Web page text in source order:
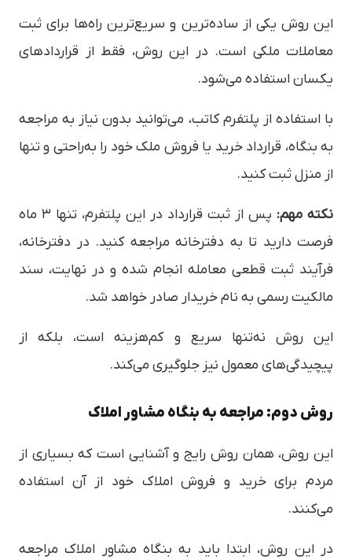
این روش یکی از ساده‌ترین و سریع‌ترین راه‌ها برای ثبت
معاملات ملکی است. در این روش، فقط از قراردادهای
یکسان استفاده می‌شود.
با استفاده از پلتفرم کاتب، می‌توانید بدون نیاز به مراجعه
به بنگاه، قرارداد خرید یا فروش ملک خود را به‌راحتی و تنها
از منزل ثبت کنید.
نکته مهم:
پس از ثبت قرارداد در این پلتفرم، تنها ۳ ماه
فرصت دارید تا به دفترخانه مراجعه کنید. در دفترخانه،
فرآیند ثبت قطعی معامله انجام شده و در نهایت، سند
مالکیت رسمی به نام خریدار صادر خواهد شد.
این روش نه‌تنها سریع و کم‌هزینه است، بلکه از
پیچیدگی‌های معمول نیز جلوگیری می‌کند.
روش دوم: مراجعه به بنگاه مشاور املاک
این روش، همان روش رایج و آشنایی است که بسیاری از
مردم برای خرید و فروش املاک خود از آن استفاده
می‌کنند.
در این روش، ابتدا باید به بنگاه مشاور املاک مراجعه